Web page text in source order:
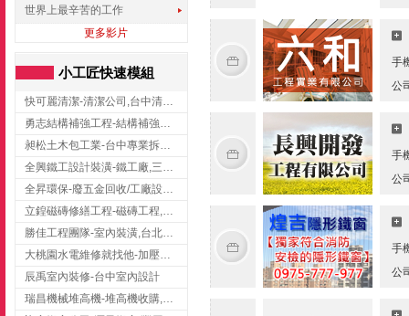
世界上最辛苦的工作
更多影片
小工匠快速模組
快可麗清潔-清潔公司,台中清潔公司,台中居家清潔
勇志結構補強工程-結構補強工程 ,桃園結構補強工程,龍潭結構補強工程
昶松土木包工業-台中專業拆除工程/挖土機出租
全興鐵工設計裝潢-鐵工廠,三峽鐵工廠,台北鐵工廠
全昇環保-廢五金回收/工廠設備收購/機械設備回收/高價收購廠房設備
立鍠磁磚修繕工程-磁磚工程,磁磚修補,新竹磁磚工程
勝佳工程團隊-室內裝潢,台北房屋裝修,三重室內裝修
大桃園水電維修就找他-加壓馬達,抽水馬達,桃園水電行,中壢水電
辰禹室內裝修-台中室內設計
瑞昌機械堆高機-堆高機收購,新北市堆高機,桃園堆高機
手
公
手
公
手
公